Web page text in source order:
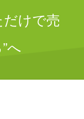
けで売
へ